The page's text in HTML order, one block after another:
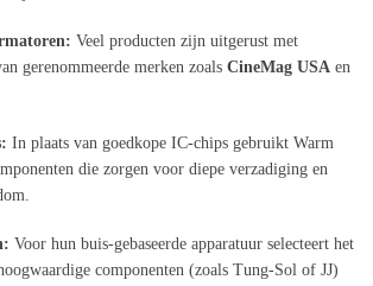
Veel producten zijn uitgerust met
gerenommeerde merken zoals CineMag USA en
In plaats van goedkope IC-chips gebruikt Warm
die zorgen voor diepe verzadiging en
Voor hun buis-gebaseerde apparatuur selecteert het
componenten (zoals Tung-Sol of JJ)